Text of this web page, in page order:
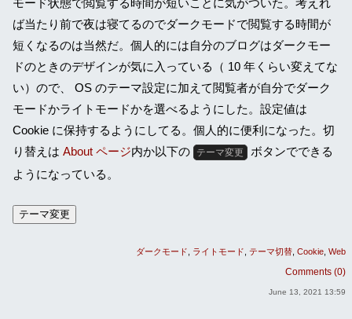
モード状態で閲覧する時間が短いことに気がついた。考えれ
ば当たり前で夜は寝てるのでダークモードで閲覧する時間が
短くなるのは当然だ。個人的には自分のブログはダークモー
ドのときのデザインが気に入っている（ 10 年くらい変えてな
い）ので、 OS のテーマ設定に加えて閲覧者が自分でダーク
モードかライトモードかを選べるようにした。設定値は
Cookie に保持するようにしてる。個人的に便利になった。切
り替えは About ページ内か以下の テーマ変更 ボタンでできる
ようになっている。
テーマ変更
ダークモード ライトモード テーマ切替 Cookie Web
Comments (0)
June 13, 2021 13:59